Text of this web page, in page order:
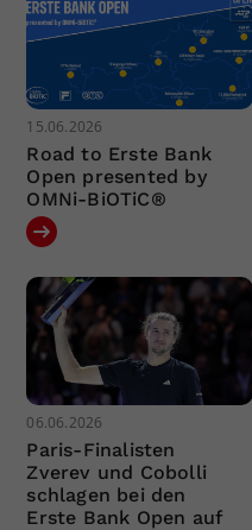
15.06.2026
Road to Erste Bank
Open presented by
OMNi-BiOTiC®
06.06.2026
Paris-Finalisten
Zverev und Cobolli
schlagen bei den
Erste Bank Open auf